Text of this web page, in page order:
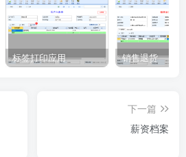
标签打印应用 销售退货
下一篇
薪资档案